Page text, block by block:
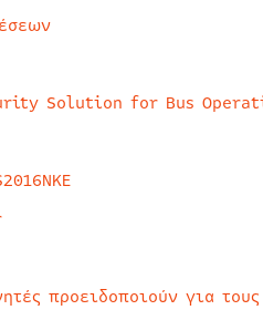
Solution for Bus
προειδοποιούν για